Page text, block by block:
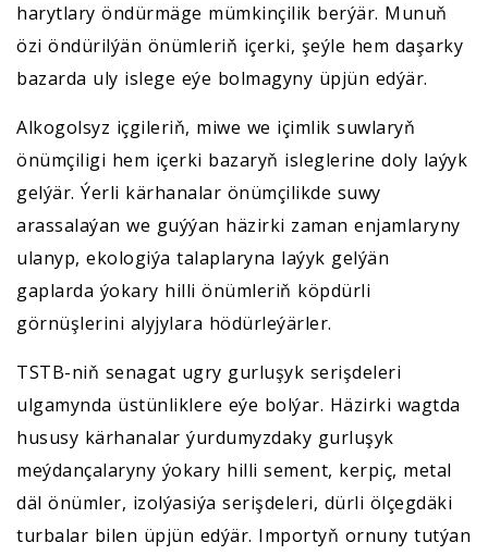
harytlary öndürmäge mümkinçilik berýär. Munuň
özi öndürilýän önümleriň içerki, şeýle hem daşarky
bazarda uly islege eýe bolmagyny üpjün edýär.
Alkogolsyz içgileriň, miwe we içimlik suwlaryň
önümçiligi hem içerki bazaryň isleglerine doly laýyk
gelýär. Ýerli kärhanalar önümçilikde suwy
arassalaýan we guýýan häzirki zaman enjamlaryny
ulanyp, ekologiýa talaplaryna laýyk gelýän
gaplarda ýokary hilli önümleriň köpdürli
görnüşlerini alyjylara hödürleýärler.
TSTB-niň senagat ugry gurluşyk serişdeleri
ulgamynda üstünliklere eýe bolýar. Häzirki wagtda
hususy kärhanalar ýurdumyzdaky gurluşyk
meýdançalaryny ýokary hilli sement, kerpiç, metal
däl önümler, izolýasiýa serişdeleri, dürli ölçegdäki
turbalar bilen üpjün edýär. Importyň ornuny tutýan